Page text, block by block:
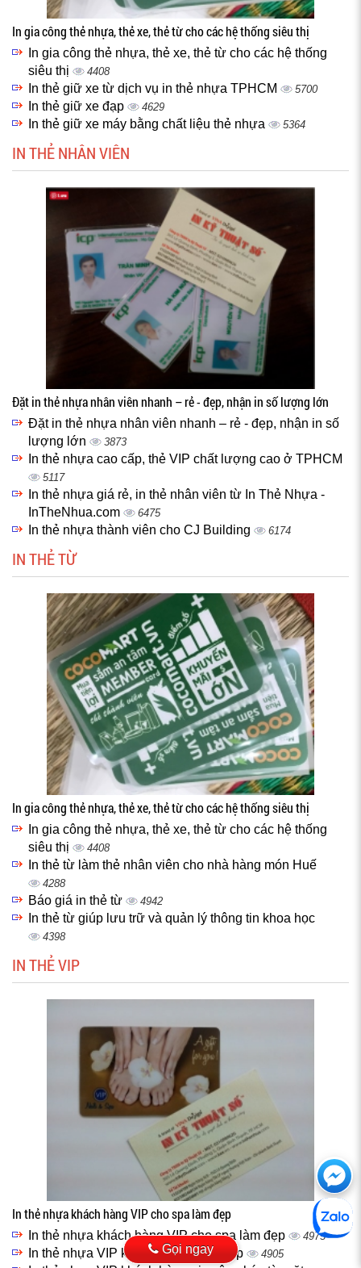
In gia công thẻ nhựa, thẻ xe, thẻ từ cho các hệ thống siêu thị
In gia công thẻ nhựa, thẻ xe, thẻ từ cho các hệ thống
siêu thị
4408
In thẻ giữ xe từ dịch vụ in thẻ nhựa TPHCM 5700
In thẻ giữ xe đạp 4629
In thẻ giữ xe máy bằng chất liệu thẻ nhựa 5364
IN THẺ NHÂN VIÊN
Đặt in thẻ nhựa nhân viên nhanh – rẻ - đẹp, nhận in số lượng lớn
Đặt in thẻ nhựa nhân viên nhanh – rẻ - đẹp, nhận in số
lượng lớn
3873
In thẻ nhựa cao cấp, thẻ VIP chất lượng cao ở TPHCM
5117
In thẻ nhựa giá rẻ, in thẻ nhân viên từ In Thẻ Nhựa -
InTheNhua.com
6475
In thẻ nhựa thành viên cho CJ Building 6174
IN THẺ TỪ
In gia công thẻ nhựa, thẻ xe, thẻ từ cho các hệ thống siêu thị
In gia công thẻ nhựa, thẻ xe, thẻ từ cho các hệ thống
siêu thị
4408
In thẻ từ làm thẻ nhân viên cho nhà hàng món Huế
4288
Báo giá in thẻ từ 4942
In thẻ từ giúp lưu trữ và quản lý thông tin khoa học
4398
IN THẺ VIP
In thẻ nhựa khách hàng VIP cho spa làm đẹp
In thẻ nhựa khách hàng VIP cho spa làm đẹp 4975
In thẻ nhựa VIP khách hàng cho shop 4905
Gọi ngay
với